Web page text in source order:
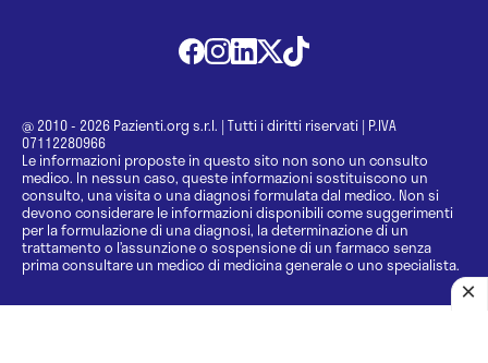
@ 2010 - 2026 Pazienti.org s.r.l. | Tutti i diritti riservati | P.IVA
07112280966
Le informazioni proposte in questo sito non sono un consulto
medico. In nessun caso, queste informazioni sostituiscono un
consulto, una visita o una diagnosi formulata dal medico. Non si
devono considerare le informazioni disponibili come suggerimenti
per la formulazione di una diagnosi, la determinazione di un
trattamento o l’assunzione o sospensione di un farmaco senza
prima consultare un medico di medicina generale o uno specialista.